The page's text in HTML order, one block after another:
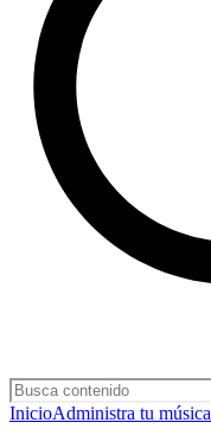
InicioAdministra tu música